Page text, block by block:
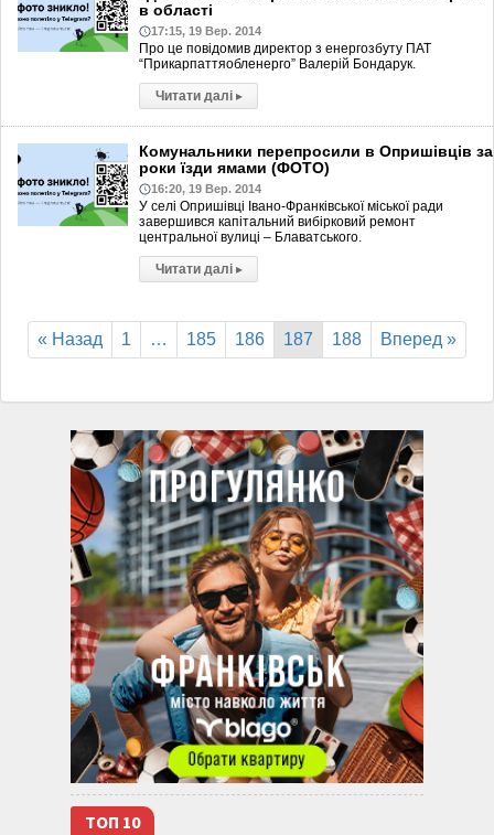
в області
17:15, 19 Вер. 2014
Про це повідомив директор з енергозбуту ПАТ
“Прикарпаттяобленерго” Валерій Бондарук.
Читати далі ▸
Комунальники перепросили в Опришівців за
роки їзди ямами (ФОТО)
16:20, 19 Вер. 2014
У селі Опришівці Івано-Франківської міської ради
завершився капітальний вибірковий ремонт
центральної вулиці – Блаватського.
Читати далі ▸
« Назад 1 … 185 186 187 188 Вперед »
ТОП 10